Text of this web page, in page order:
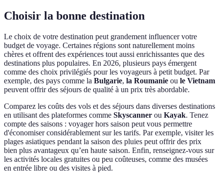
Choisir la bonne destination
Le choix de votre destination peut grandement influencer votre
budget de voyage. Certaines régions sont naturellement moins
chères et offrent des expériences tout aussi enrichissantes que des
destinations plus populaires. En 2026, plusieurs pays émergent
comme des choix privilégiés pour les voyageurs à petit budget. Par
exemple, des pays comme la Bulgarie, la Roumanie ou le Vietnam
peuvent offrir des séjours de qualité à un prix très abordable.
Comparez les coûts des vols et des séjours dans diverses destinations
en utilisant des plateformes comme Skyscanner ou Kayak. Tenez
compte des saisons : voyager hors saison peut vous permettre
d'économiser considérablement sur les tarifs. Par exemple, visiter les
plages asiatiques pendant la saison des pluies peut offrir des prix
bien plus avantageux qu’en haute saison. Enfin, renseignez-vous sur
les activités locales gratuites ou peu coûteuses, comme des musées
en entrée libre ou des visites à pied.